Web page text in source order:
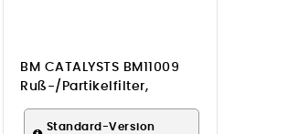
BM CATALYSTS BM11009
Ruß-/Partikelfilter,
Abgasanlage für PEUGEOT
Standard-Version